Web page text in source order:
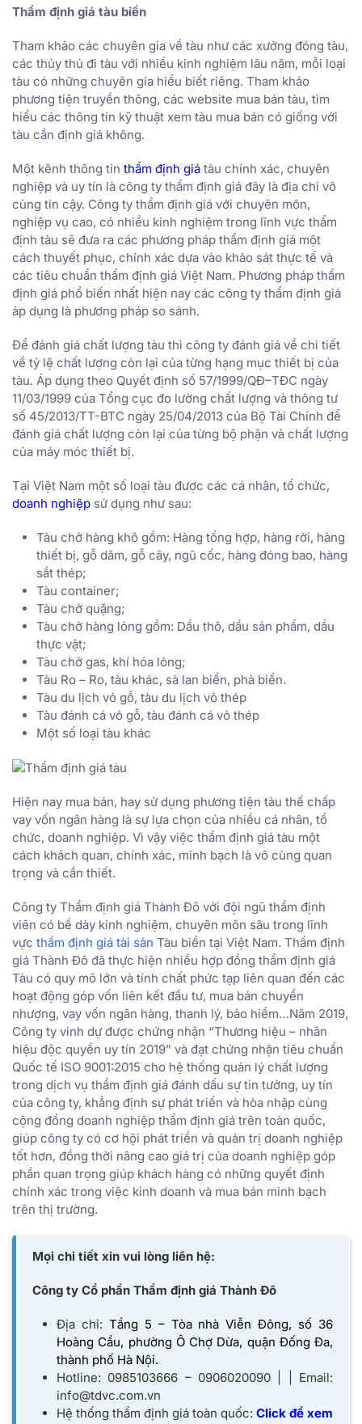
Thẩm định giá tàu biển
Tham khảo các chuyên gia về tàu như các xưởng đóng tàu,
các thủy thủ đi tàu với nhiều kinh nghiệm lâu năm, mỗi loại
tàu có những chuyên gia hiểu biết riêng. Tham khảo
phương tiện truyền thông, các website mua bán tàu, tìm
hiểu các thông tin kỹ thuật xem tàu mua bán có giống với
tàu cần định giá không.
Một kênh thông tin thẩm định giá tàu chính xác, chuyên
nghiệp và uy tín là công ty thẩm định giá đây là địa chỉ vô
cùng tin cậy. Công ty thẩm định giá với chuyên môn,
nghiệp vụ cao, có nhiều kinh nghiệm trong lĩnh vực thẩm
định tàu sẽ đưa ra các phương pháp thẩm định giá một
cách thuyết phục, chính xác dựa vào khảo sát thực tế và
các tiêu chuẩn thẩm định giá Việt Nam. Phương pháp thẩm
định giá phổ biến nhất hiện nay các công ty thẩm định giá
áp dụng là phương pháp so sánh.
Để đánh giá chất lượng tàu thì công ty đánh giá về chi tiết
về tỷ lệ chất lượng còn lại của từng hạng mục thiết bị của
tàu. Áp dụng theo Quyết định số 57/1999/QĐ–TĐC ngày
11/03/1999 của Tổng cục đo lường chất lượng và thông tư
số 45/2013/TT-BTC ngày 25/04/2013 của Bộ Tài Chính để
đánh giá chất lượng còn lại của từng bộ phận và chất lượng
của máy móc thiết bị.
Tại Việt Nam một số loại tàu được các cá nhân, tổ chức,
doanh nghiệp sử dụng như sau:
Tàu chở hàng khô gồm: Hàng tổng hợp, hàng rời, hàng
thiết bị, gỗ dăm, gỗ cây, ngũ cốc, hàng đóng bao, hàng
sắt thép;
Tàu container;
Tàu chở quặng;
Tàu chở hàng lỏng gồm: Dầu thô, dầu sản phẩm, dầu
thực vật;
Tàu chở gas, khí hóa lỏng;
Tàu Ro – Ro, tàu khác, sà lan biển, phà biển.
Tàu du lịch vỏ gỗ, tàu du lịch vỏ thép
Tàu đánh cá vỏ gỗ, tàu đánh cá vỏ thép
Một số loại tàu khác
Hiện nay mua bán, hay sử dụng phương tiện tàu thế chấp
vay vốn ngân hàng là sự lựa chọn của nhiều cá nhân, tổ
chức, doanh nghiệp. Vì vậy việc thẩm định giá tàu một
cách khách quan, chính xác, minh bạch là vô cùng quan
trọng và cần thiết.
Công ty Thẩm định giá Thành Đô với đội ngũ thẩm định
viên có bề dày kinh nghiệm, chuyên môn sâu trong lĩnh
vực thẩm định giá tài sản Tàu biển tại Việt Nam. Thẩm định
giá Thành Đô đã thực hiện nhiều hợp đồng thẩm định giá
Tàu có quy mô lớn và tính chất phức tạp liên quan đến các
hoạt động góp vốn liên kết đầu tư, mua bán chuyển
nhượng, vay vốn ngân hàng, thanh lý, bảo hiểm…Năm 2019,
Công ty vinh dự được chứng nhận “Thương hiệu – nhãn
hiệu độc quyền uy tín 2019” và đạt chứng nhận tiêu chuẩn
Quốc tế ISO 9001:2015 cho hệ thống quản lý chất lượng
trong dịch vụ thẩm định giá đánh dấu sự tin tưởng, uy tín
của công ty, khẳng định sự phát triển và hòa nhập cùng
cộng đồng doanh nghiệp thẩm định giá trên toàn quốc,
giúp công ty có cơ hội phát triển và quản trị doanh nghiệp
tốt hơn, đồng thời nâng cao giá trị của doanh nghiệp góp
phần quan trọng giúp khách hàng có những quyết định
chính xác trong việc kinh doanh và mua bán minh bạch
trên thị trường.
Mọi chi tiết xin vui lòng liên hệ:
Công ty Cổ phần Thẩm định giá Thành Đô
Địa chỉ: Tầng 5 – Tòa nhà Viễn Đông, số 36
Hoàng Cầu, phường Ô Chợ Dừa, quận Đống Đa,
thành phố Hà Nội.
Hotline: 0985103666 – 0906020090 | | Email:
info@tdvc.com.vn
Hệ thống thẩm định giá toàn quốc: Click để xem